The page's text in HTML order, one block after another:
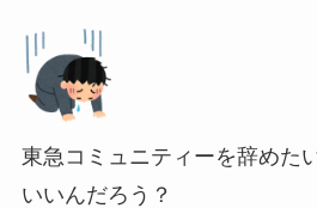
東急コミュニティーを辞めた
いいんだろう？